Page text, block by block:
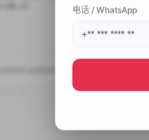
电话 / WhatsApp